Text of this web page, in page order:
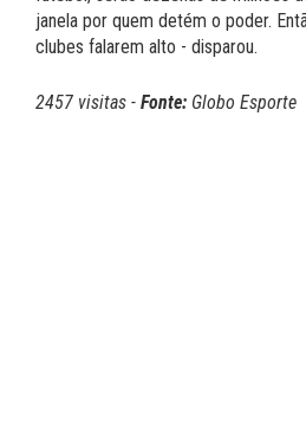
janela por quem detém o poder.
clubes falarem alto - disparou.
2457 visitas - Fonte: Globo Esporte